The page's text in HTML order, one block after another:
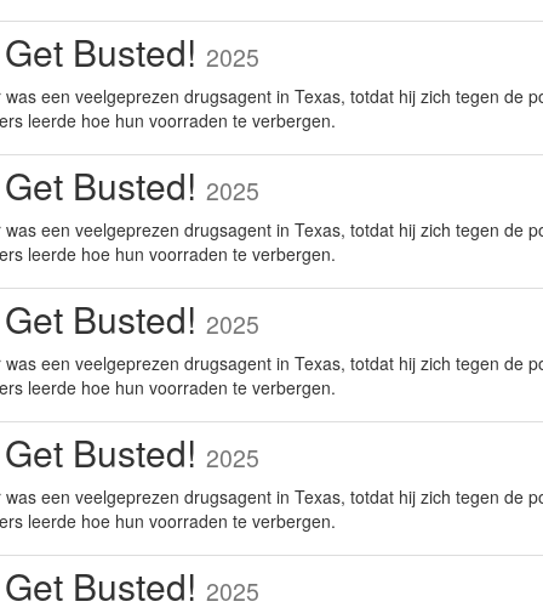
Busted! 2025
een veelgeprezen drugsagent in Texas, totdat hij zich tegen de
leerde hoe hun voorraden te verbergen.
Busted! 2025
een veelgeprezen drugsagent in Texas, totdat hij zich tegen de
leerde hoe hun voorraden te verbergen.
Busted! 2025
een veelgeprezen drugsagent in Texas, totdat hij zich tegen de
leerde hoe hun voorraden te verbergen.
Busted! 2025
een veelgeprezen drugsagent in Texas, totdat hij zich tegen de
leerde hoe hun voorraden te verbergen.
Busted! 2025